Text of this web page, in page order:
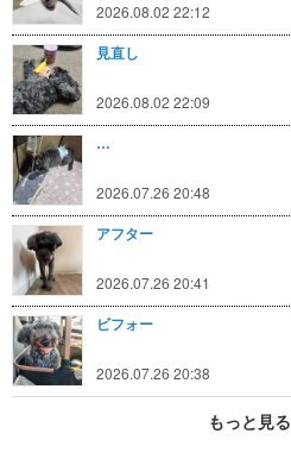
2026.08.02 22:12
見直し
2026.08.02 22:09
…
2026.07.26 20:48
アフター
2026.07.26 20:41
ビフォー
2026.07.26 20:38
もっと見る